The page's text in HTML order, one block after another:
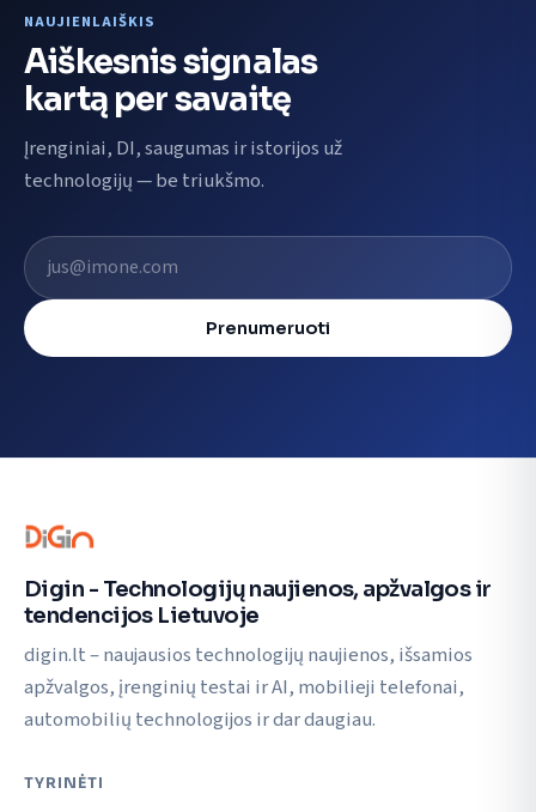
NAUJIENLAIŠKIS
Aiškesnis signalas
kartą per savaitę
Įrenginiai, DI, saugumas ir istorijos už
technologijų — be triukšmo.
El. pašto adresas
Prenumeruoti
Digin - Technologijų naujienos, apžvalgos ir
tendencijos Lietuvoje
digin.lt – naujausios technologijų naujienos, išsamios
apžvalgos, įrenginių testai ir AI, mobilieji telefonai,
automobilių technologijos ir dar daugiau.
TYRINĖTI